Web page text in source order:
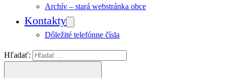
Archív – stará webstránka obce
Kontakty
Dôležité telefónne čísla
Hľadať: